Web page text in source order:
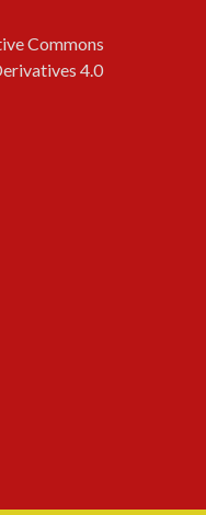
Commons
4.0